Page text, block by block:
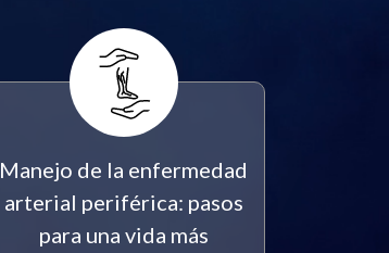
Manejo de la enfermedad
arterial periférica: pasos
para una vida más